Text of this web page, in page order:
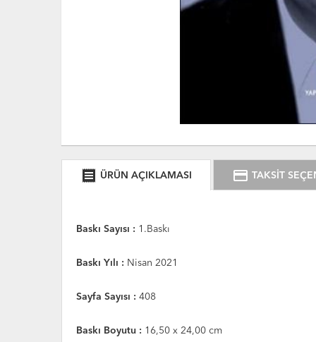
receipt ÜRÜN AÇIKLAMASI credit_card TAKSİT
Baskı Sayısı : 1.Baskı
Baskı Yılı : Nisan 2021
Sayfa Sayısı : 408
Baskı Boyutu : 16,50 x 24,00 cm